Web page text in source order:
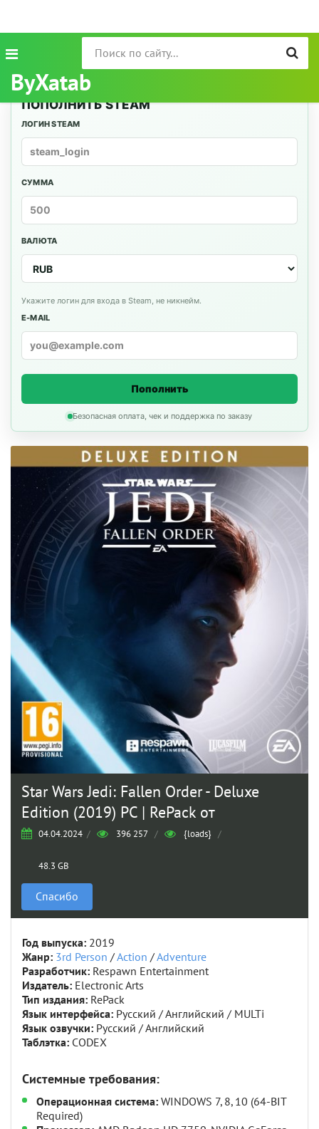
ByXatab
ПОПОЛНИТЬ STEAM
ЛОГИН STEAM
СУММА
ВАЛЮТА
Укажите логин для входа в Steam, не никнейм.
E-MAIL
Пополнить
Безопасная оплата, чек и поддержка по заказу
Star Wars Jedi: Fallen Order - Deluxe
Edition (2019) PC | RePack от
04.04.2024 / 396 257 / {loads} /
48.3 GB
Спасибо
Год выпуска: 2019
Жанр: 3rd Person /Action /Adventure
Разработчик: Respawn Entertainment
Издатель: Electronic Arts
Тип издания: RePack
Язык интерфейса: Русский / Английский / MULTi
Язык озвучки: Русский / Английский
Таблэтка: CODEX
Системные требования:
Операционная система: WINDOWS 7, 8, 10 (64-BIT
Required)